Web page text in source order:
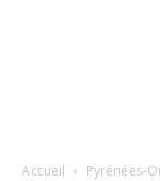
Accueil Pyrénées-